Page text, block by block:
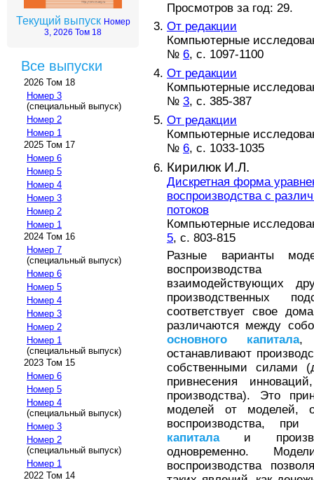
Текущий выпуск Номер
3, 2026 Том 18
Все выпуски
2026 Том 18
Номер 3
(специальный выпуск)
Номер 2
Номер 1
2025 Том 17
Номер 6
Номер 5
Номер 4
Номер 3
Номер 2
Номер 1
2024 Том 16
Номер 7
(специальный выпуск)
Номер 6
Номер 5
Номер 4
Номер 3
Номер 2
Номер 1
(специальный выпуск)
2023 Том 15
Номер 6
Номер 5
Номер 4
(специальный выпуск)
Номер 3
Номер 2
(специальный выпуск)
Номер 1
2022 Том 14
Просмотров за год: 29.
От редакции
Компьютерные
№ 6, с. 1097-1100
От редакции
Компьютерные
№ 3, с. 385-387
От редакции
Компьютерные
№ 6, с. 1033-1035
Кирилюк И.Л.
Дискретная форма
воспроизводства с
потоков
Компьютерные
5, с. 803-815
Разные варианты
воспроизводства
взаимодействующих
производственных
соответствует свое
различаются между
основного
капитала,
останавливают
собственными силами
привнесения
производства). Это
моделей от моделей,
воспроизводства,
капиталаи
одновременно.
воспроизводства